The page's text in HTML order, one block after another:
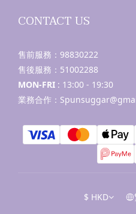
CONTACT US
售前服務： 98830222
售後服務： 51002288
MON-FRI : 13:00 - 19:30
業務合作：
$ HKD